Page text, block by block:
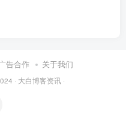
告合作 关于我们
· 大白博客资讯 ·